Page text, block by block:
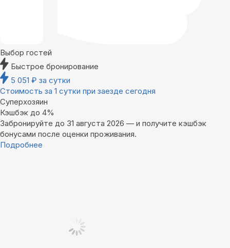
Выбор гостей
Быстрое бронирование
5 051 ₽ за сутки
Стоимость за 1 сутки при заезде сегодня
Суперхозяин
Кэшбэк до 4%
Забронируйте до 31 августа 2026 — и получите кэшбэк
бонусами после оценки проживания.
Подробнее